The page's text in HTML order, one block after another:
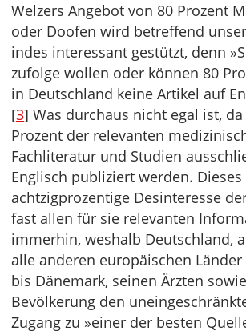
Welzers Angebot von 80 Prozent
oder Doofen wird betreffend
indes interessant gestützt, denn
zufolge wollen oder können 80
in Deutschland keine Artikel auf
[3] Was durchaus nicht egal ist,
Prozent der relevanten
Fachliteratur und Studien
Englisch publiziert werden. Dieses
achtzigprozentige Desinteresse
fast allen für sie relevanten
immerhin, weshalb Deutschland,
alle anderen europäischen Länder
bis Dänemark, seinen Ärzten
Bevölkerung den
Zugang zu »einer der besten